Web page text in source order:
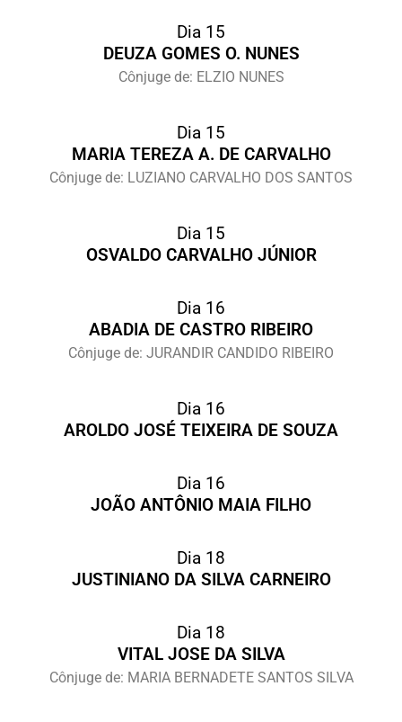
Dia 15
DEUZA GOMES O. NUNES
Cônjuge de: ELZIO NUNES
Dia 15
MARIA TEREZA A. DE CARVALHO
Cônjuge de: LUZIANO CARVALHO DOS SANTOS
Dia 15
OSVALDO CARVALHO JÚNIOR
Dia 16
ABADIA DE CASTRO RIBEIRO
Cônjuge de: JURANDIR CANDIDO RIBEIRO
Dia 16
AROLDO JOSÉ TEIXEIRA DE SOUZA
Dia 16
JOÃO ANTÔNIO MAIA FILHO
Dia 18
JUSTINIANO DA SILVA CARNEIRO
Dia 18
VITAL JOSE DA SILVA
Cônjuge de: MARIA BERNADETE SANTOS SILVA